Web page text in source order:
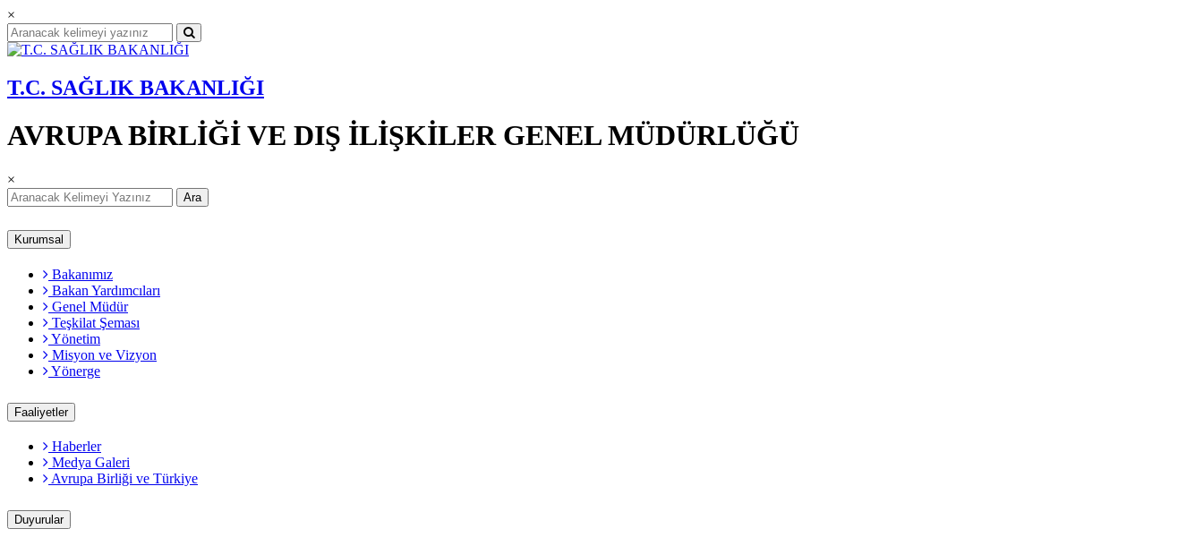
×
T.C. SAĞLIK BAKANLIĞI
AVRUPA BİRLİĞİ VE DIŞ İLİŞKİLER GENEL MÜDÜRLÜĞÜ
×
Ara
Kurumsal
Bakanımız
Bakan Yardımcıları
Genel Müdür
Teşkilat Şeması
Yönetim
Misyon ve Vizyon
Yönerge
Faaliyetler
Haberler
Medya Galeri
Avrupa Birliği ve Türkiye
Duyurular